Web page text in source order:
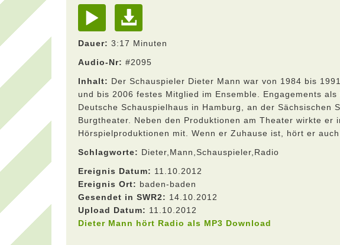
Dauer: 3:17 Minuten
Audio-Nr: #2095
Inhalt: Der Schauspieler Dieter Mann war von 1984 bis
und bis 2006 festes Mitglied im Ensemble. Engagements
Deutsche Schauspielhaus in Hamburg, an der Sächsischen
Burgtheater. Neben den Produktionen am Theater wirkte er
Hörspielproduktionen mit. Wenn er Zuhause ist, hört er auch
Schlagworte: Dieter,Mann,Schauspieler,Radio
Ereignis Datum: 11.10.2012
Ereignis Ort: baden-baden
Gesendet in SWR2: 14.10.2012
Upload Datum: 11.10.2012
Dieter Mann hört Radio als MP3 Download